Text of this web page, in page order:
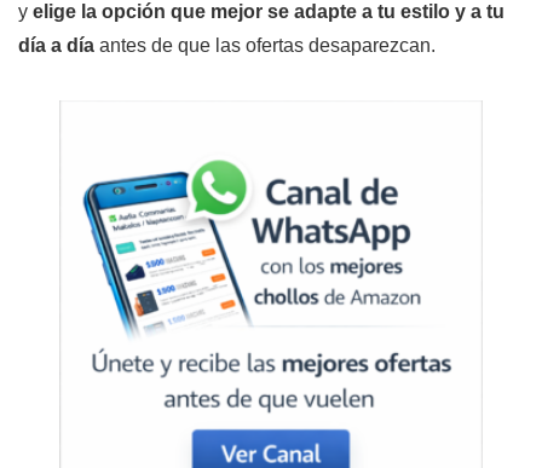
y elige la opción que mejor se adapte a tu estilo y a tu
día a día antes de que las ofertas desaparezcan.